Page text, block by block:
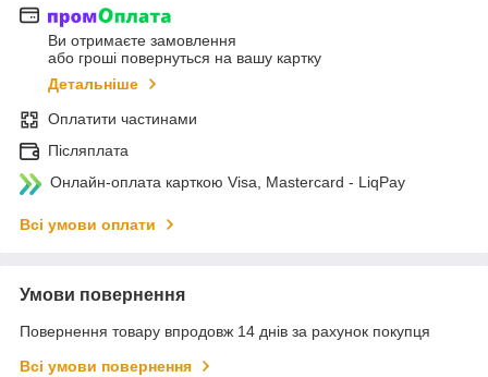
Ви отримаєте замовлення
або гроші повернуться на вашу картку
Детальніше
Оплатити частинами
Післяплата
Онлайн-оплата карткою Visa, Mastercard - LiqPay
Всі умови оплати
Умови повернення
Повернення товару впродовж 14 днів за рахунок покупця
Всі умови повернення